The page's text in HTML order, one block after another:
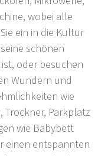
wobei alle
ein in die Kultur
schönen
oder besuchen
Wundern und
wie
Trockner, Parkplatz
wie Babybett
einen entspannten